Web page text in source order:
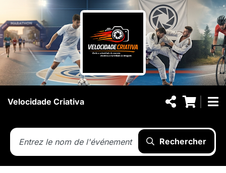
Velocidade Criativa
Rechercher